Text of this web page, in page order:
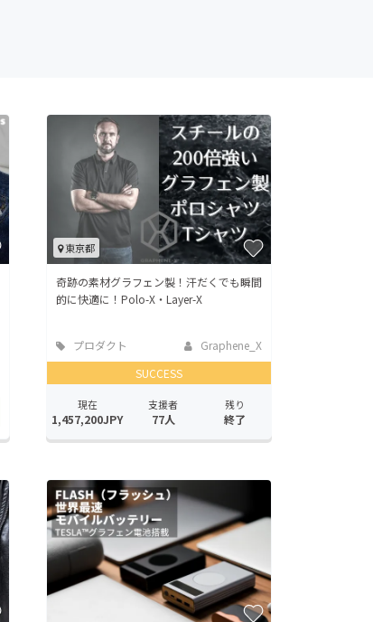
東京都
奇跡の素材グラフェン製！汗だくでも瞬間
的に快適に！Polo-X・Layer-X
プロダクト
Graphene_X
SUCCESS
現在
1,457,200JPY
支援者
77人
残り
終了